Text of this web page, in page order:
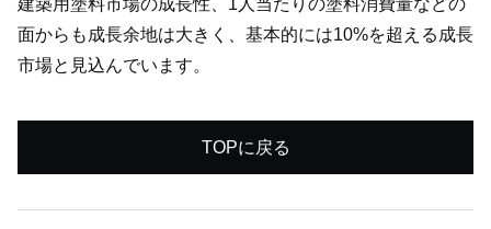
建築用塗料市場の成長性、1人当たりの塗料消費量などの
面からも成長余地は大きく、基本的には10%を超える成長
市場と見込んでいます。
TOPに戻る